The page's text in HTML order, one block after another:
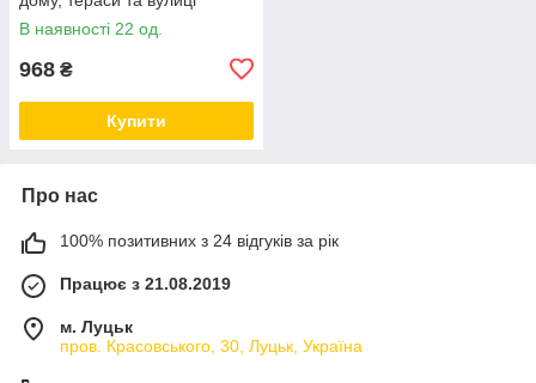
В наявності 22 од.
968 ₴
Купити
Про нас
100% позитивних з 24 відгуків за рік
Працює з 21.08.2019
м. Луцьк
пров. Красовського, 30, Луцьк, Україна